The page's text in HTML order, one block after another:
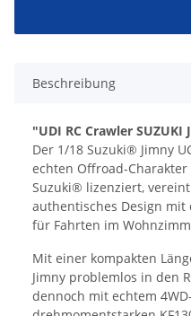
Beschreibung
"UDI RC Crawler SUZUKI
Der 1/18 Suzuki® Jimny
echten Offroad-
Suzuki® lizenziert,
authentisches Design mit
für Fahrten im
Mit einer kompakten
Jimny problemlos in den
dennoch mit echtem